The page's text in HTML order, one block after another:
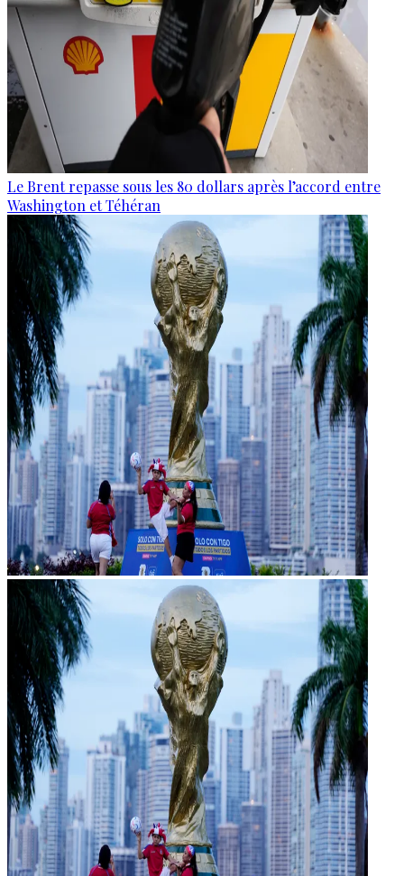
Le Brent repasse sous les 80 dollars après l’accord entre
Washington et Téhéran